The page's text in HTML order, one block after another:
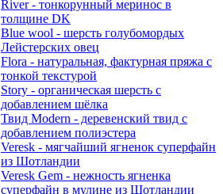
River - тонкорунный меринос в
толщине DK
Blue wool - шерсть голубомордых
Лейстерских овец
Flora - натуральная, фактурная пряжа с
тонкой текстурой
Story - органическая шерсть с
добавлением шёлка
Твид Modern - деревенский твид с
добавлением полиэстера
Veresk - мягчайший ягненок суперфайн
из Шотландии
Veresk Gem - нежность ягненка
суперфайн в мулине из Шотландии